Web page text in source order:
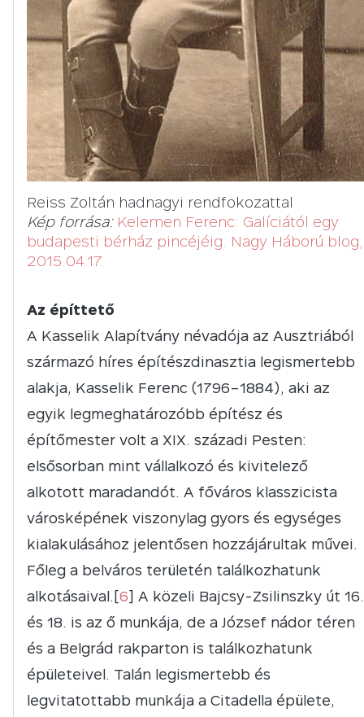
Reiss Zoltán hadnagyi rendfokozattal
Kép forrása: Kelemen Ferenc: Galíciától egy
budapesti bérház pincéjéig. Nagy Háború blog,
2015.04.17.
Az építtető
A Kasselik Alapítvány névadója az Ausztriából
származó híres építészdinasztia legismertebb
alakja, Kasselik Ferenc (1796–1884), aki az
egyik legmeghatározóbb építész és
építőmester volt a XIX. századi Pesten:
elsősorban mint vállalkozó és kivitelező
alkotott maradandót. A főváros klasszicista
városképének viszonylag gyors és egységes
kialakulásához jelentősen hozzájárultak művei.
Főleg a belváros területén találkozhatunk
alkotásaival.[6] A közeli Bajcsy-Zsilinszky út 16.
és 18. is az ő munkája, de a József nádor téren
és a Belgrád rakparton is találkozhatunk
épületeivel. Talán legismertebb és
legvitatottabb munkája a Citadella épülete,